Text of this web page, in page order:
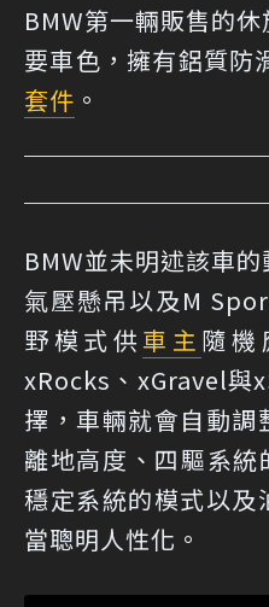
BMW第一輛販售的
要車色，擁有鋁質
套件 。
BMW並未明述該車
氣壓懸吊以及M
野模式供車主 隨機
xRocks、xGravel與
擇，車輛就會自動調
離地高度、四驅系統
穩定系統的模式以及
當聰明人性化。